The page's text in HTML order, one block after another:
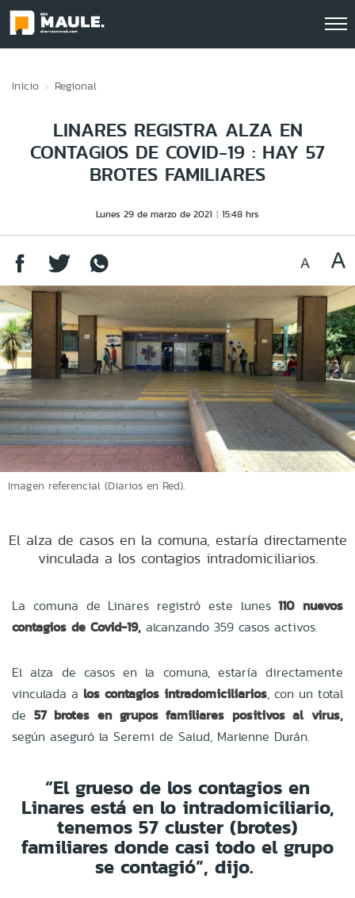
Inicio Regional
LINARES REGISTRA ALZA EN
CONTAGIOS DE COVID-19 : HAY 57
BROTES FAMILIARES
Lunes 29 de marzo de 2021 15:48 hrs
Imagen referencial (Diarios en Red).
El alza de casos en la comuna, estaría directamente
vinculada a los contagios intradomiciliarios.
La comuna de Linares registró este lunes110 nuevos
contagios de Covid-19, alcanzando 359 casos activos.
El alza de casos en la comuna, estaría directamente
vinculada a los contagios intradomiciliarios, con un total
de 57 brotes en grupos familiares positivos al virus,
según aseguró la Seremi de Salud, Marlenne Durán.
“El grueso de los contagios en
Linares está en lo intradomiciliario,
tenemos 57 cluster (brotes)
familiares donde casi todo el grupo
se contagió”, dijo.